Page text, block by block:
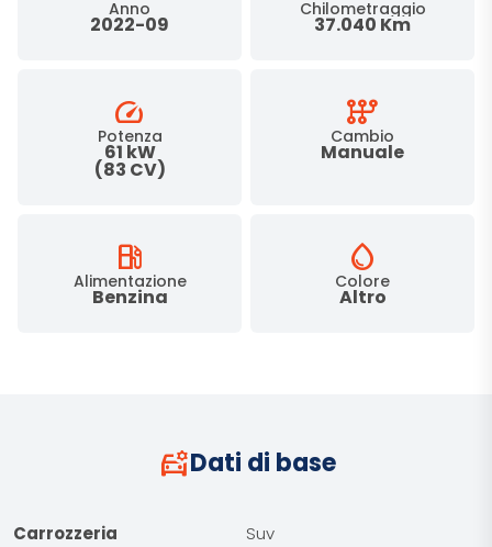
Anno
2022-09
Chilometraggio
37.040 Km
speed
Potenza
61 kW
(83 CV)
auto_transmission
Cambio
Manuale
local_gas_station
Alimentazione
Benzina
water_drop
Colore
Altro
car_gearDati di base
Carrozzeria
Suv